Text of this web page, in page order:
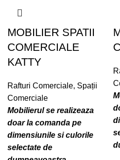
MOBILIER SPATII
COMERCIALE
KATTY
Rafturi Comerciale, Spații
Comerciale
Mobilierul se realizeaza
doar la comanda pe
dimensiunile si culorile
selectate de